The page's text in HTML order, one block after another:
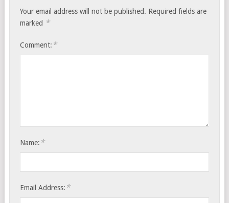
Your email address will not be published. Required fields are
marked *
Comment: *
Name: *
Email Address: *